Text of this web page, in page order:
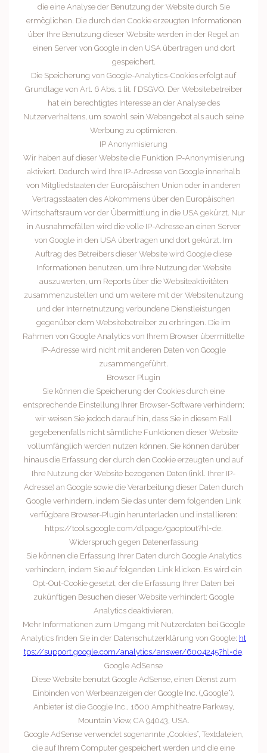
die eine Analyse der Benutzung der Website durch Sie
ermöglichen. Die durch den Cookie erzeugten Informationen
über Ihre Benutzung dieser Website werden in der Regel an
einen Server von Google in den USA übertragen und dort
gespeichert.
Die Speicherung von Google-Analytics-Cookies erfolgt auf
Grundlage von Art. 6 Abs. 1 lit. f DSGVO. Der Websitebetreiber
hat ein berechtigtes Interesse an der Analyse des
Nutzerverhaltens, um sowohl sein Webangebot als auch seine
Werbung zu optimieren.
IP Anonymisierung
Wir haben auf dieser Website die Funktion IP-Anonymisierung
aktiviert. Dadurch wird Ihre IP-Adresse von Google innerhalb
von Mitgliedstaaten der Europäischen Union oder in anderen
Vertragsstaaten des Abkommens über den Europäischen
Wirtschaftsraum vor der Übermittlung in die USA gekürzt. Nur
in Ausnahmefällen wird die volle IP-Adresse an einen Server
von Google in den USA übertragen und dort gekürzt. Im
Auftrag des Betreibers dieser Website wird Google diese
Informationen benutzen, um Ihre Nutzung der Website
auszuwerten, um Reports über die Websiteaktivitäten
zusammenzustellen und um weitere mit der Websitenutzung
und der Internetnutzung verbundene Dienstleistungen
gegenüber dem Websitebetreiber zu erbringen. Die im
Rahmen von Google Analytics von Ihrem Browser übermittelte
IP-Adresse wird nicht mit anderen Daten von Google
zusammengeführt.
Browser Plugin
Sie können die Speicherung der Cookies durch eine
entsprechende Einstellung Ihrer Browser-Software verhindern;
wir weisen Sie jedoch darauf hin, dass Sie in diesem Fall
gegebenenfalls nicht sämtliche Funktionen dieser Website
vollumfänglich werden nutzen können. Sie können darüber
hinaus die Erfassung der durch den Cookie erzeugten und auf
Ihre Nutzung der Website bezogenen Daten (inkl. Ihrer IP-
Adresse) an Google sowie die Verarbeitung dieser Daten durch
Google verhindern, indem Sie das unter dem folgenden Link
verfügbare Browser-Plugin herunterladen und installieren:
https://tools.google.com/dlpage/gaoptout?hl=de.
Widerspruch gegen Datenerfassung
Sie können die Erfassung Ihrer Daten durch Google Analytics
verhindern, indem Sie auf folgenden Link klicken. Es wird ein
Opt-Out-Cookie gesetzt, der die Erfassung Ihrer Daten bei
zukünftigen Besuchen dieser Website verhindert: Google
Analytics deaktivieren.
Mehr Informationen zum Umgang mit Nutzerdaten bei Google
Analytics finden Sie in der Datenschutzerklärung von Google: ht
tps://support.google.com/analytics/answer/6004245?hl=de.
Google AdSense
Diese Website benutzt Google AdSense, einen Dienst zum
Einbinden von Werbeanzeigen der Google Inc. („Google“).
Anbieter ist die Google Inc., 1600 Amphitheatre Parkway,
Mountain View, CA 94043, USA.
Google AdSense verwendet sogenannte „Cookies“, Textdateien,
die auf Ihrem Computer gespeichert werden und die eine